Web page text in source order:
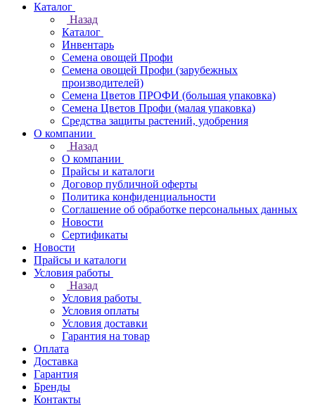
Каталог
Назад
Каталог
Инвентарь
Семена овощей Профи
Семена овощей Профи (зарубежных
производителей)
Семена Цветов ПРОФИ (большая упаковка)
Семена Цветов Профи (малая упаковка)
Средства защиты растений, удобрения
О компании
Назад
О компании
Прайсы и каталоги
Договор публичной оферты
Политика конфиденциальности
Соглашение об обработке персональных данных
Новости
Сертификаты
Новости
Прайсы и каталоги
Условия работы
Назад
Условия работы
Условия оплаты
Условия доставки
Гарантия на товар
Оплата
Доставка
Гарантия
Бренды
Контакты